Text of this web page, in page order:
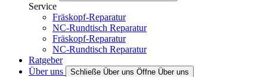
Service
Fräskopf-Reparatur
NC-Rundtisch Reparatur
Fräskopf-Reparatur
NC-Rundtisch Reparatur
Ratgeber
Über uns
Schließe Über uns Öffne Über uns